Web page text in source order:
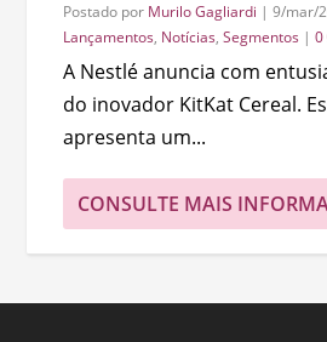
Postado por Murilo Gagliardi |9/mar/
Lançamentos, Notícias,Segmentos |0
A Nestlé anuncia com
do inovador KitKat Cereal.
apresenta um...
CONSULTE MAIS